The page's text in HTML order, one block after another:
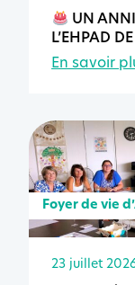
UN
L’EHPAD
En savoir
Foyer de vie
23 juillet